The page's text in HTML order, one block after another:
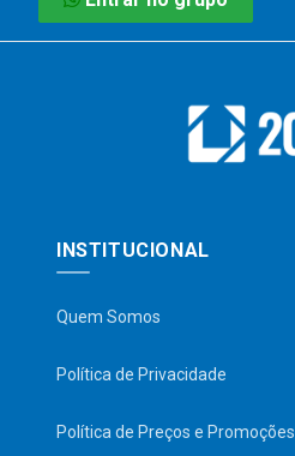
INSTITUCIONAL
Quem Somos
Política de Privacidade
Política de Preços e Promoções